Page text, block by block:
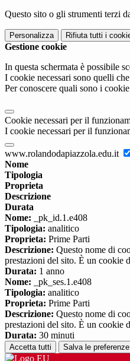
Questo sito o gli strumenti terzi
Personalizza Rifiuta tutti i
Gestione cookie
In questa schermata è possibile
I cookie necessari sono quelli
Per conoscere quali sono i
Cookie necessari per il
I cookie necessari per il
www.rolandodapiazzola.edu.it
Nome
Tipologia
Proprieta
Descrizione
Durata
Nome: _pk_id.1.e408
Tipologia: analitico
Proprieta: Prime Parti
Descrizione: Questo nome di
prestazioni del sito. È un cookie
Durata: 1 anno
Nome: _pk_ses.1.e408
Tipologia: analitico
Proprieta: Prime Parti
Descrizione: Questo nome di
prestazioni del sito. È un cookie
Durata: 30 minuti
Accetta tutti Salva le preferenze